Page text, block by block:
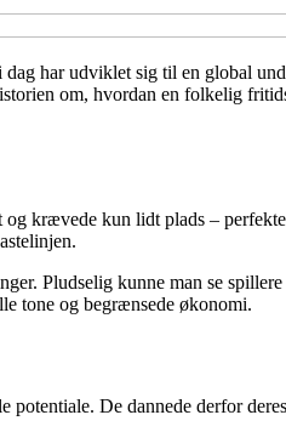
har udviklet sig til en global
om, hvordan en folkelig
krævede kun lidt plads –
Pludselig kunne man se
tone og begrænsede økonomi.
De dannede derfor